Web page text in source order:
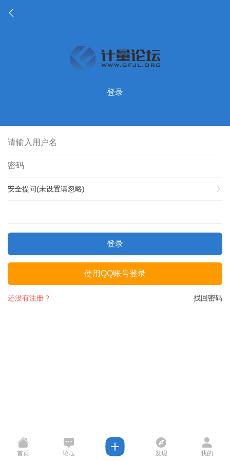
登录
安全提问(未设置请忽略)
登录
使用QQ账号登录
找回密码
还没有注册？
首页 论坛 发现 我的